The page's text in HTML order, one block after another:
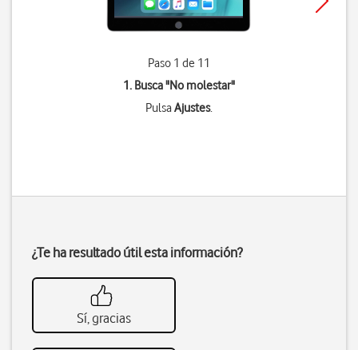
Paso 1 de 11
1. Busca "No molestar"
PulsaAjustes.
¿Te ha resultado útil esta información?
Sí, gracias